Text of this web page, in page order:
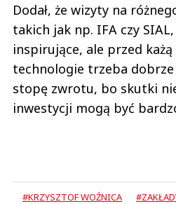
Dodał, że wizyty na
takich jak np. IFA czy
inspirujące, ale przed
technologie trzeba
stopę zwrotu, bo skutki
inwestycji mogą być
#KRZYSZTOF WOŹNICA